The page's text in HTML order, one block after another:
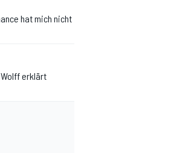
hat mich nicht
erklärt